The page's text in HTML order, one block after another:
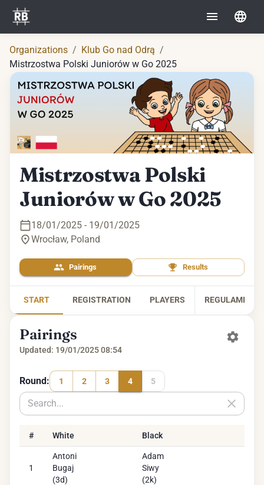
Organizations / Klub Go nad Odrą /
Mistrzostwa Polski Juniorów w Go 2025
Mistrzostwa Polski
Juniorów w Go 2025
18/01/2025 - 19/01/2025
Wrocław, Poland
Pairings Results
START REGISTRATION PLAYERS REGULAMIN
Pairings
Updated: 19/01/2025 08:54
Round: 1 2 3 4 5
# White Black
1
Antoni
Bugaj
(3d)
Adam
Siwy
(2k)